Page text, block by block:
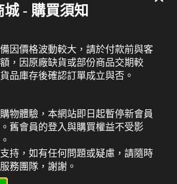
水匣
HP CN054AA 藍色原廠墨水匣
NO.933XL
NT$750
- 購買須知
因價格波動較大，請於付款前與客
，因原廠缺貨或部份商品交期較
品庫存後確認訂單成立與否。
物體驗，本網站即日起暫停新會員
舊會員的登入與購買權益不受影
持，如有任何問題或疑慮，請隨時
務團隊，謝謝。